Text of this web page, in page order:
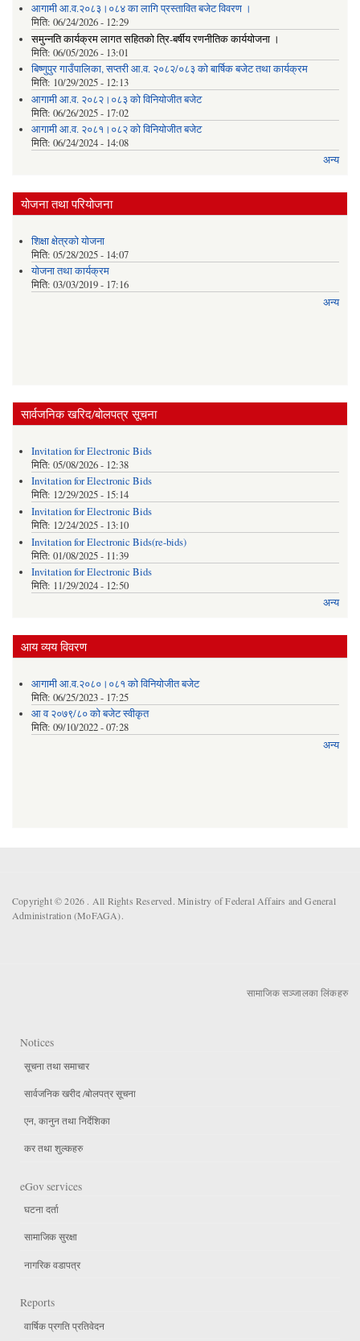
आगामी आ.व.२०८३।०८४ का लागि प्रस्तावित बजेट विवरण ।
मिति: 06/24/2026 - 12:29
समुन्नति कार्यक्रम लागत सहितको त्रि-बर्षीय रणनीतिक कार्ययोजना ।
मिति: 06/05/2026 - 13:01
बिष्णुपुर गाउँपालिका, सप्तरी आ.व. २०८२/०८३ को बार्षिक बजेट तथा कार्यक्रम
मिति: 10/29/2025 - 12:13
आगामी आ.व. २०८२।०८३ को विनियोजीत बजेट
मिति: 06/26/2025 - 17:02
आगामी आ.व. २०८१।०८२ को विनियोजीत बजेट
मिति: 06/24/2024 - 14:08
अन्य
योजना तथा परियोजना
शिक्षा क्षेत्रकाे याेजना
मिति: 05/28/2025 - 14:07
याेजना तथा कार्यक्रम
मिति: 03/03/2019 - 17:16
अन्य
सार्वजनिक खरिद/बोलपत्र सूचना
Invitation for Electronic Bids
मिति: 05/08/2026 - 12:38
Invitation for Electronic Bids
मिति: 12/29/2025 - 15:14
Invitation for Electronic Bids
मिति: 12/24/2025 - 13:10
Invitation for Electronic Bids(re-bids)
मिति: 01/08/2025 - 11:39
Invitation for Electronic Bids
मिति: 11/29/2024 - 12:50
अन्य
आय व्यय विवरण
आगामी आ.व.२०८०।०८१ को विनियोजीत बजेट
मिति: 06/25/2023 - 17:25
आ व २०७९/८० को बजेट स्वीकृत
मिति: 09/10/2022 - 07:28
अन्य
Copyright © 2026 . All Rights Reserved. Ministry of Federal Affairs and General
Administration (MoFAGA).
सामाजिक सञ्जालका लिंकहरु
Notices
सूचना तथा समाचार
सार्वजनिक खरीद /बोलपत्र सूचना
एन, कानुन तथा निर्देशिका
कर तथा शुल्कहरु
eGov services
घटना दर्ता
सामाजिक सुरक्षा
नागरिक वडापत्र
Reports
वार्षिक प्रगति प्रतिवेदन